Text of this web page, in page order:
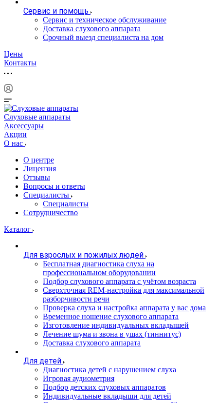
Сервис и помощь
Сервис и техническое обслуживание
Доставка слухового аппарата
Срочный выезд специалиста на дом
Цены
Контакты
Слуховые аппараты
Аксессуары
Акции
О нас
О центре
Лицензия
Отзывы
Вопросы и ответы
Специалисты
Специалисты
Сотрудничество
Каталог
Для взрослых и пожилых людей
Бесплатная диагностика слуха на
профессиональном оборудовании
Подбор слухового аппарата с учётом возраста
Сверхточная REM-настройка для максимальной
разборчивости речи
Проверка слуха и настройка аппарата у вас дома
Временное ношение слухового аппарата
Изготовление индивидуальных вкладышей
Лечение шума и звона в ушах (тиннитус)
Доставка слухового аппарата
Для детей
Диагностика детей с нарушением слуха
Игровая аудиометрия
Подбор детских слуховых аппаратов
Индивидуальные вкладыши для детей